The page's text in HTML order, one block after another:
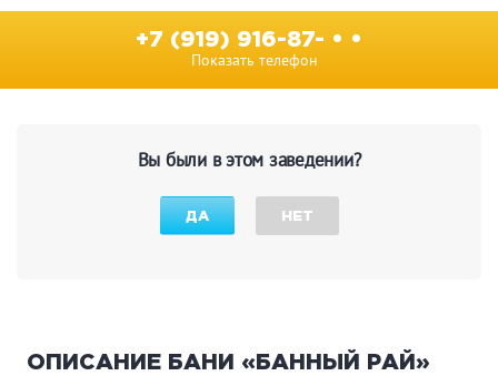
+7 (919) 916-87- • •
Показать телефон
ОПИСАНИЕ БАНИ «БАННЫЙ РАЙ»
Вы были в этом заведении?
ДА НЕТ